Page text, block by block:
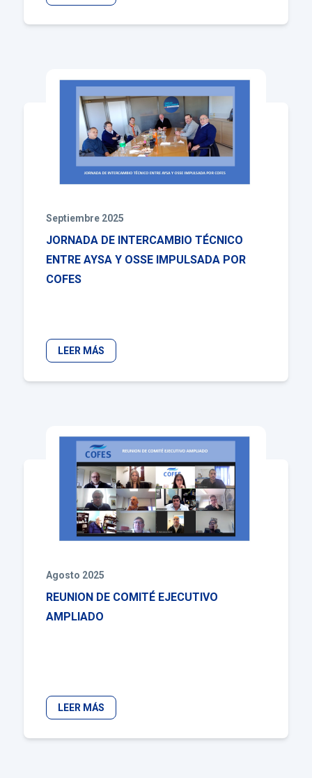
Septiembre 2025
JORNADA DE INTERCAMBIO TÉCNICO
ENTRE AYSA Y OSSE IMPULSADA POR
COFES
LEER MÁS
Agosto 2025
REUNION DE COMITÉ EJECUTIVO
AMPLIADO
LEER MÁS